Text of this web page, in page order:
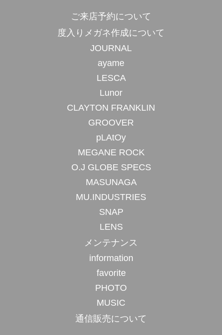
ご来店予約について
度入りメガネ作成について
JOURNAL
ayame
LESCA
Lunor
CLAYTON FRANKLIN
GROOVER
pLAtOy
MEGANE ROCK
O.J GLOBE SPECS
MASUNAGA
MU.INDUSTRIES
SNAP
LENS
メンテナンス
information
favorite
PHOTO
MUSIC
通信販売について